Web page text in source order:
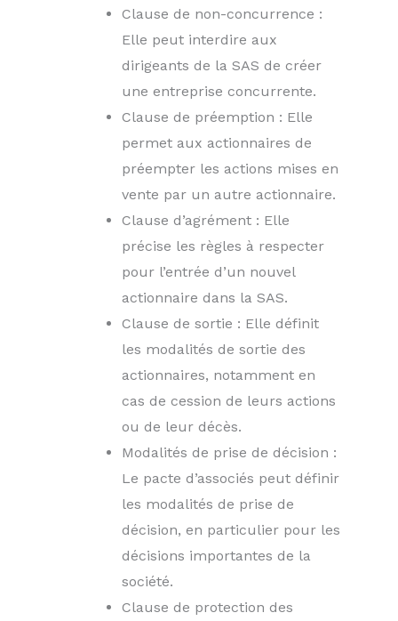
Clause de non-concurrence :
Elle peut interdire aux
dirigeants de la SAS de créer
une entreprise concurrente.
Clause de préemption : Elle
permet aux actionnaires de
préempter les actions mises en
vente par un autre actionnaire.
Clause d’agrément : Elle
précise les règles à respecter
pour l’entrée d’un nouvel
actionnaire dans la SAS.
Clause de sortie : Elle définit
les modalités de sortie des
actionnaires, notamment en
cas de cession de leurs actions
ou de leur décès.
Modalités de prise de décision :
Le pacte d’associés peut définir
les modalités de prise de
décision, en particulier pour les
décisions importantes de la
société.
Clause de protection des